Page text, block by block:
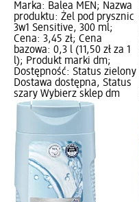
Marka: Balea MEN; Nazwa
produktu: Żel pod prysznic
3w1 Sensitive, 300 ml;
Cena: 3,45 zł; Cena
bazowa: 0,3 l (11,50 zł za 1
l); Produkt marki dm;
Dostępność: Status zielony
Dostawa dostępna, Status
szary Wybierz sklep dm